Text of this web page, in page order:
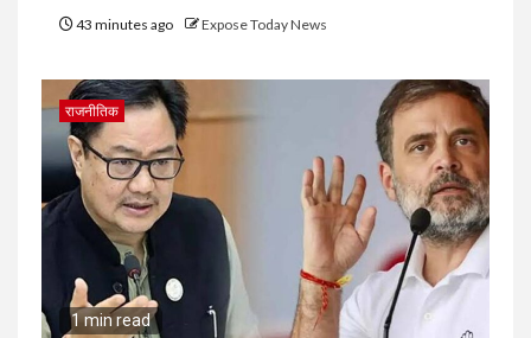
43 minutes ago Expose Today News
राजनीतिक
1 min read